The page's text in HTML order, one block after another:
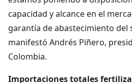
capacidad y alcance en el
garantía de abastecimiento del
manifestó Andrés Piñero,
Colombia.
Importaciones totales